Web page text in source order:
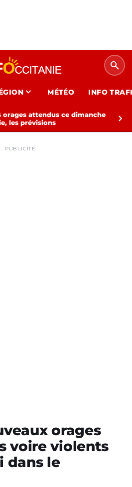
search
expand_more MÉTÉO INFO
orages attendus ce dimanche
les prévisions
chevron_right
PUBLICITÉ
orages
voire violents
dans le